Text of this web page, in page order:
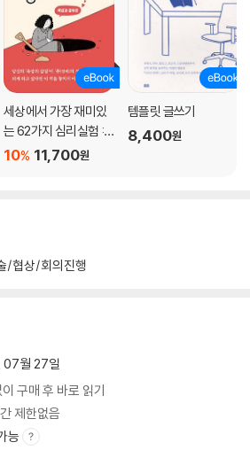
라 : 조금 더 깊이 있게 전달하기
아진다
: 마치 사실인 것처럼 말하는 노하우
델
세상에서 가장 재미있
는 62가지 심리실험 :
욕망과 경제편
11,700원
10%
템플릿 글쓰기
8,400원
/협상/회의진행
월 27일
구매 후 바로 읽기
제한없음
능